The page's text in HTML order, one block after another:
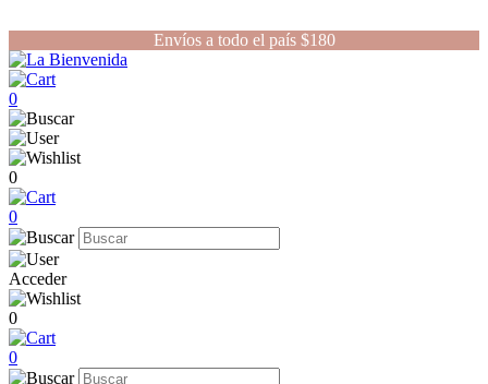
Envíos a todo el país $180
0
0
0
Acceder
0
0